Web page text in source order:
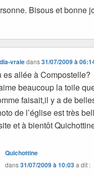
Bisous et bonne
vraiedans31/07/2009 à
es allée à Compostelle?
beaucoup la toile
faisait,il y a de
de l’église est très
et à bientôt
Quichottine
dans31/07/2009 à 10:03a dit :